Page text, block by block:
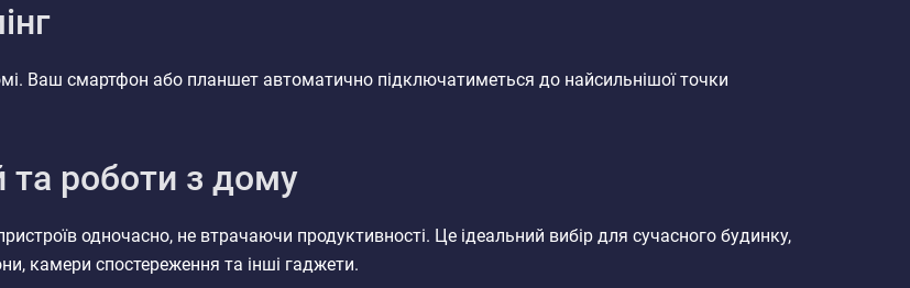
Ваш смартфон або планшет автоматично підключатиметься до найсильнішої точки
та роботи з дому
одночасно, не втрачаючи продуктивності. Це ідеальний вибір для сучасного будинку,
камери спостереження та інші гаджети.